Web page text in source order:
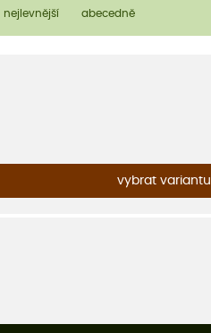
nejlevnější abecedně
vybrat variantu